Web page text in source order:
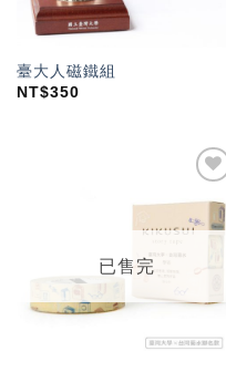
臺大人磁鐵組
NT$350
加入
「願
望輕
已售完